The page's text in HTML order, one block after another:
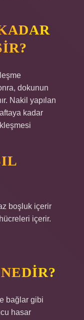
dokunun
Nakil yapılan
kadar
boşluk içerir
içerir.
bağlar gibi
hasar